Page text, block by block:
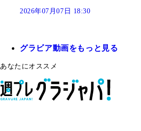
2026年07月07日 18:30
グラビア動画をもっと見る
あなたにオススメ